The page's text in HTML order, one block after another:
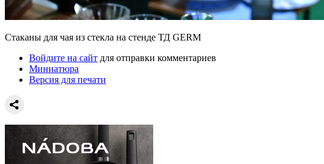
Стаканы для чая из стекла на стенде ТД GERM
Войдите на сайт для отправки комментариев
Миниатюра
Версия для печати